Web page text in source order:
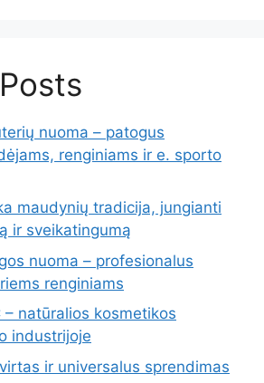
nuoma – patogus
renginiams ir e. sporto
maudynių tradicija, jungianti
ir sveikatingumą
nuoma – profesionalus
renginiams
– natūralios kosmetikos
industrijoje
ir universalus sprendimas